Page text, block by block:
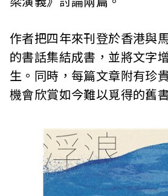
作者把四年來刊登於香港與
的書話集結成書，並將文字
生。同時，每篇文章附有珍
機會欣賞如今難以覓得的舊